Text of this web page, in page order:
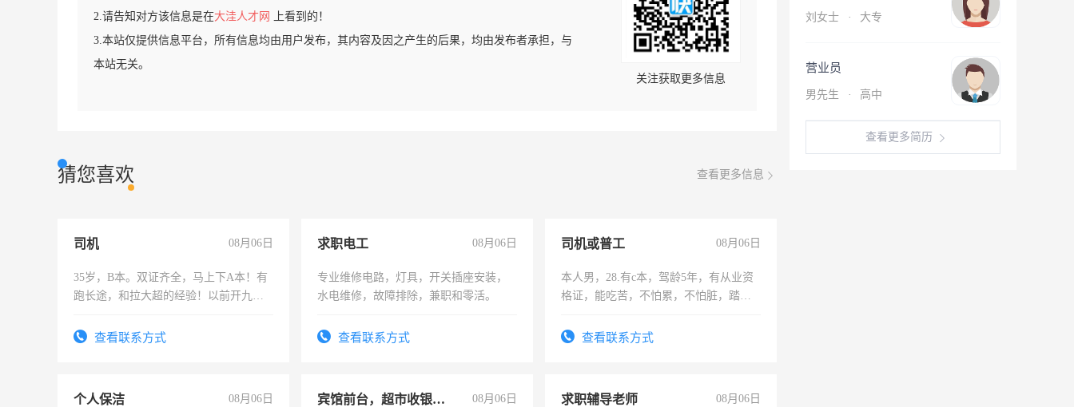
2.请告知对方该信息是在大洼人才网
上看到的！
3.本站仅提供信息平台，所有信息均由用户发布，其内容及因之产生的后果，均由发布者承担，与
本站无关。
关注获取更多信息
猜您喜欢 查看更多信息
司机 08月06日
35岁，B本。双证齐全，马上下A本！有
跑长途，和拉大超的经验！以前开九米
查看联系方式
求职电工 08月06日
专业维修电路，灯具，开关插座安装，
水电维修，故障排除，兼职和零活。
查看联系方式
司机或普工 08月06日
本人男，28.有c本，驾龄5年，有从业资
格证，能吃苦，不怕累，不怕脏，踏
查看联系方式
个人保洁 08月06日 宾馆前台，超市收银员，淘宝客服 08月06日 求职辅导老师 08月06日
刘女士 · 大专
营业员
男先生 · 高中
查看更多简历